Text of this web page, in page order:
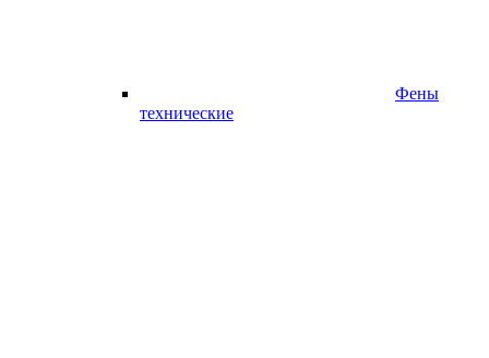
Фены
технические